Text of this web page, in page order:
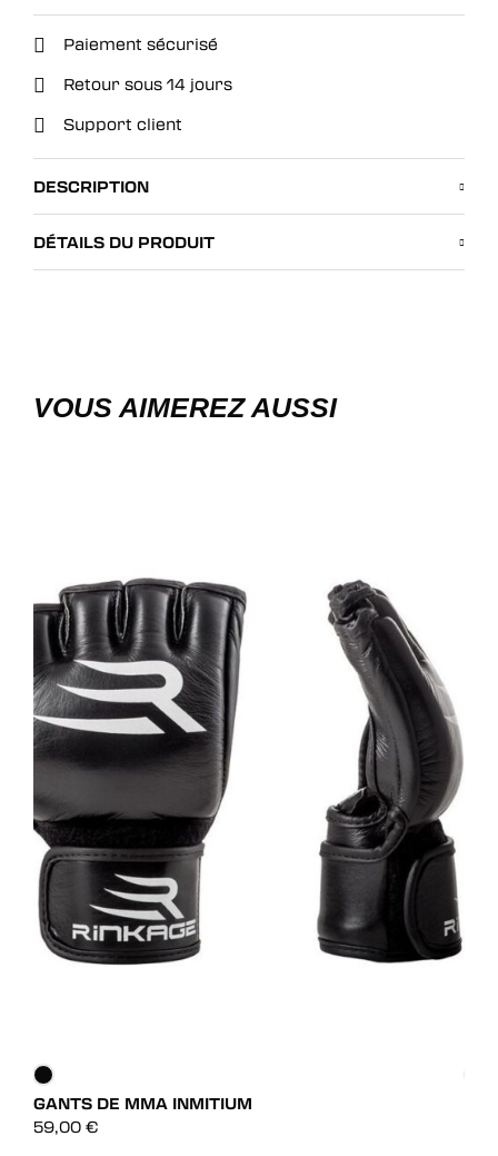
Paiement sécurisé
Retour sous 14 jours
Support client
DESCRIPTION
DÉTAILS DU PRODUIT
VOUS AIMEREZ AUSSI
GANTS DE MMA INMITIUM
59,00 €